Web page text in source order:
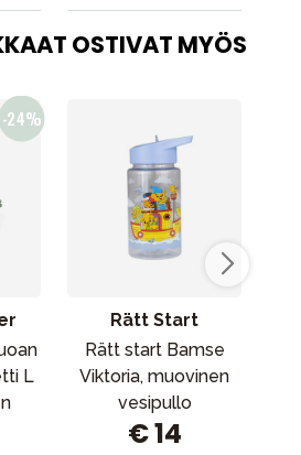
OSTIVAT MYÖS
L
Rätt Start
Rätt start Bamse
Viktoria, muovinen
vesipullo
€ 14